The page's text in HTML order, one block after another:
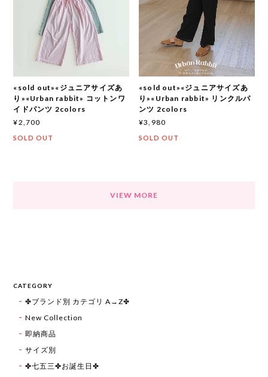
«sold out»«ジュニアサイズあ
り»«Urban rabbit» コットンワ
イドパンツ 2colors
¥2,700
SOLD OUT
«sold out»«ジュニアサイズあ
り»«Urban rabbit» リンクルパ
ンツ 2colors
¥3,980
SOLD OUT
VIEW MORE
CATEGORY
✤ブランド別 カテゴリ A→Z✤
New Collection
即納商品
サイズ別
✤七五三✤お誕生日✤